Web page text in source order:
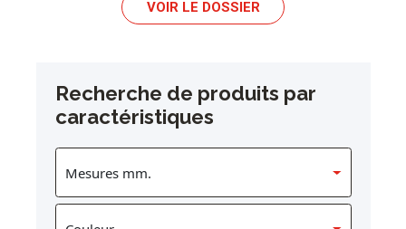
VOIR LE DOSSIER
Recherche de produits par
caractéristiques